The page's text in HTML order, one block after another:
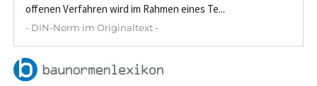
offenen Verfahren wird im Rahmen eines Te...
- DIN-Norm im Originaltext -